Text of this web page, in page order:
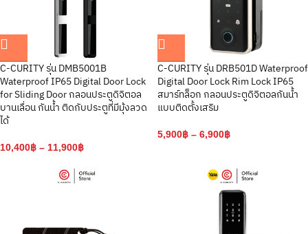
C-CURITY รุ่น DMB5001B
Waterproof IP65 Digital Door Lock
for Sliding Door กลอนประตูดิจิตอล
บานเลื่อน กันน้ำ ติดกับประตูที่มีมุ้งลวด
ได้
10,400฿ – 11,900฿
C-CURITY รุ่น DRB501D Waterproof
Digital Door Lock Rim Lock IP65
สมาร์ทล็อก กลอนประตูดิจิตอลกันน้ำ
แบบติดตั้งเสริม
5,900฿ – 6,900฿